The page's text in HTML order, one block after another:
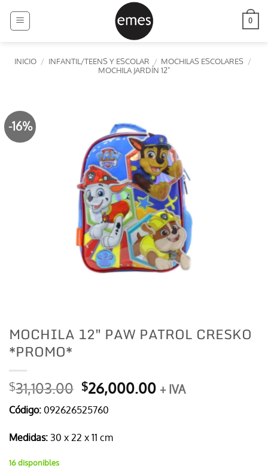
0
INICIO / INFANTIL/TEENS Y ESCOLAR / MOCHILAS ESCOLARES /
MOCHILA JARDÍN 12"
-16%
MOCHILA 12″ PAW PATROL CRESKO
*PROMO*
$31,103.00 El
precio
original
era:
$31,103.00.
$26,000.00El+ IVA
Código: 092626525760
Medidas: 30 x 22 x 11 cm
16 disponibles